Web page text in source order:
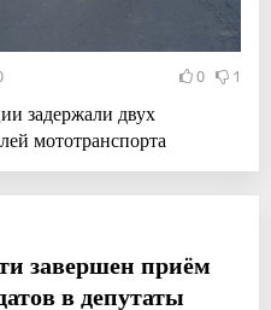
0 1
задержали двух
мототранспорта
завершен приём
в депутаты